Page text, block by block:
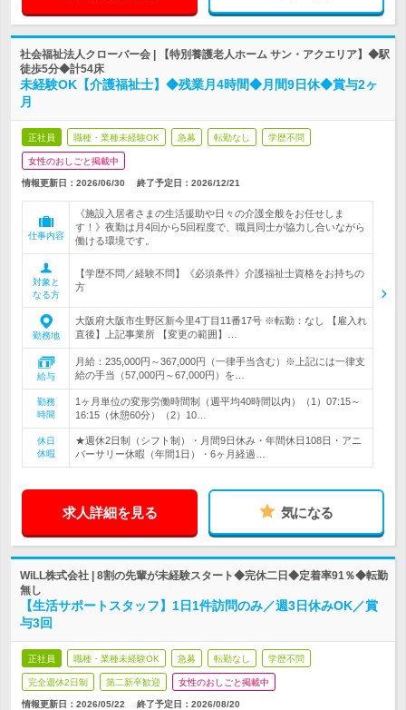
社会福祉法人クローバー会 | 【特別養護老人ホーム サン・アクエリア】◆駅
徒歩5分◆計54床
未経験OK【介護福祉士】◆残業月4時間◆月間9日休◆賞与2ヶ
月
正社員 職種・業種未経験OK 急募 転勤なし 学歴不問
女性のおしごと掲載中
情報更新日：2026/06/30 終了予定日： 2026/12/21
仕事内容
《施設入居者さまの生活援助や日々の介護全般をお任せしま
す！》夜勤は月4回から5回程度で、職員同士が協力し合いながら
働ける環境です。
対象と
なる方
【学歴不問／経験不問】《必須条件》介護福祉士資格をお持ちの
方
勤務地
大阪府大阪市生野区新今里4丁目11番17号 ※転勤：なし 【雇入れ
直後】上記事業所 【変更の範囲】…
給与
月給：235,000円～367,000円（一律手当含む）※上記には一律支
給の手当（57,000円～67,000円）を…
勤務
時間
1ヶ月単位の変形労働時間制（週平均40時間以内）（1）07:15～
16:15（休憩60分）（2）10…
休日
休暇
★週休2日制（シフト制）・月間9日休み・年間休日108日・アニ
バーサリー休暇（年間1日）・6ヶ月経過…
求人詳細を見る 気になる
WiLL株式会社 | 8割の先輩が未経験スタート◆完休二日◆定着率91％◆転勤
無し
【生活サポートスタッフ】1日1件訪問のみ／週3日休みOK／賞
与3回
正社員 職種・業種未経験OK 急募 転勤なし 学歴不問
完全週休2日制 第二新卒歓迎 女性のおしごと掲載中
情報更新日：2026/05/22 終了予定日： 2026/08/20